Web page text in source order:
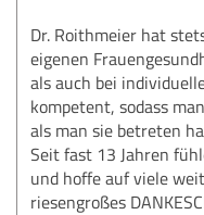
Dr. Roithmeier hat
eigenen
als auch bei
kompetent, sodass
als man sie betreten
Seit fast 13 Jahren
und hoffe auf viele
riesengroßes